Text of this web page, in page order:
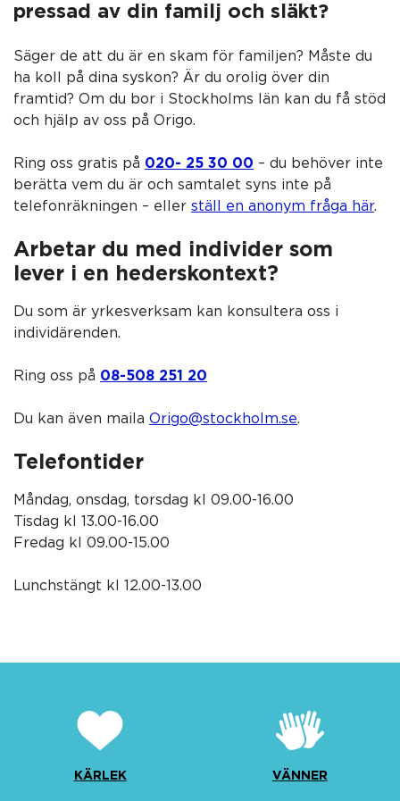
pressad av din familj och släkt?
Säger de att du är en skam för familjen? Måste du
ha koll på dina syskon? Är du orolig över din
framtid? Om du bor i Stockholms län kan du få stöd
och hjälp av oss på Origo.
Ring oss gratis på 020- 25 30 00 – du behöver inte
berätta vem du är och samtalet syns inte på
telefonräkningen – eller ställ en anonym fråga här.
Arbetar du med individer som
lever i en hederskontext?
Du som är yrkesverksam kan konsultera oss i
individärenden.
Ring oss på 08-508 251 20
Du kan även maila Origo@stockholm.se.
Telefontider
Måndag, onsdag, torsdag kl 09.00-16.00
Tisdag kl 13.00-16.00
Fredag kl 09.00-15.00
Lunchstängt kl 12.00-13.00
KÄRLEK VÄNNER